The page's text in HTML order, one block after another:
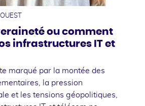
ou comment
infrastructures IT et
marqué par la montée des
la pression
et les tensions géopolitiques,